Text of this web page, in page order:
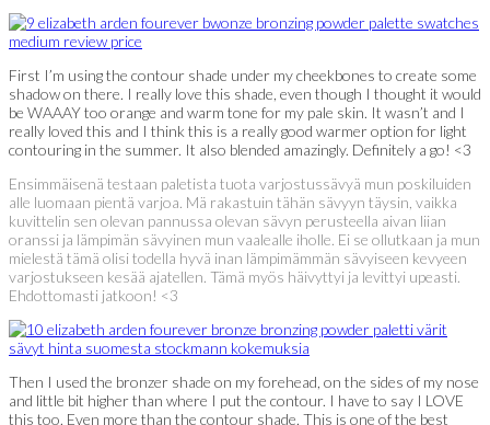
First I’m using the contour shade under my cheekbones to create some
shadow on there. I really love this shade, even though I thought it would
be WAAAY too orange and warm tone for my pale skin. It wasn’t and I
really loved this and I think this is a really good warmer option for light
contouring in the summer. It also blended amazingly. Definitely a go! <3
Ensimmäisenä testaan paletista tuota varjostussävyä mun poskiluiden
alle luomaan pientä varjoa. Mä rakastuin tähän sävyyn täysin, vaikka
kuvittelin sen olevan pannussa olevan sävyn perusteella aivan liian
oranssi ja lämpimän sävyinen mun vaalealle iholle. Ei se ollutkaan ja mun
mielestä tämä olisi todella hyvä inan lämpimämmän sävyiseen kevyeen
varjostukseen kesää ajatellen. Tämä myös häivyttyi ja levittyi upeasti.
Ehdottomasti jatkoon! <3
Then I used the bronzer shade on my forehead, on the sides of my nose
and little bit higher than where I put the contour. I have to say I LOVE
this too. Even more than the contour shade. This is one of the best